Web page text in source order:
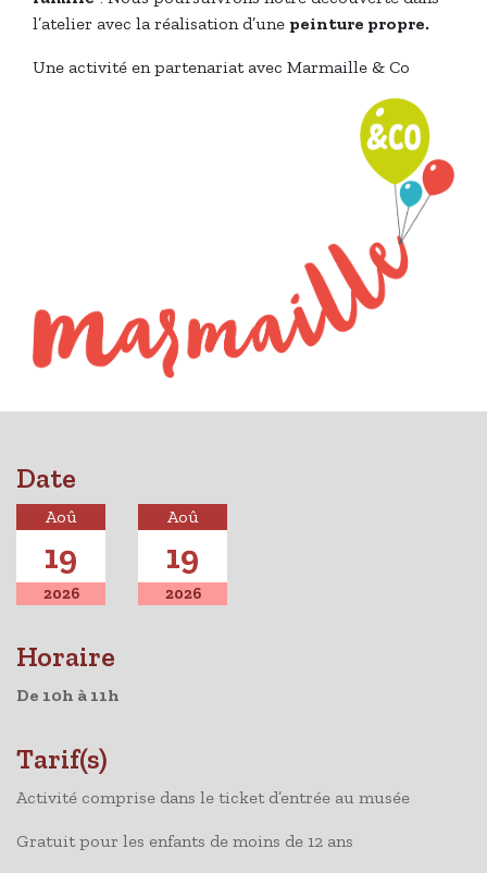
l’atelier avec la réalisation d’une peinture propre.
Une activité en partenariat avec Marmaille & Co
Date
Aoû
19
2026
Aoû
19
2026
Horaire
De 10h à 11h
Tarif(s)
Activité comprise dans le ticket d’entrée au musée
Gratuit pour les enfants de moins de 12 ans